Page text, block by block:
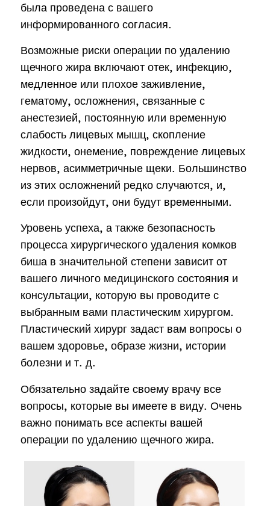
была проведена с вашего
информированного согласия.
Возможные риски операции по удалению
щечного жира включают отек, инфекцию,
медленное или плохое заживление,
гематому, осложнения, связанные с
анестезией, постоянную или временную
слабость лицевых мышц, скопление
жидкости, онемение, повреждение лицевых
нервов, асимметричные щеки. Большинство
из этих осложнений редко случаются, и,
если произойдут, они будут временными.
Уровень успеха, а также безопасность
процесса хирургического удаления комков
биша в значительной степени зависит от
вашего личного медицинского состояния и
консультации, которую вы проводите с
выбранным вами пластическим хирургом.
Пластический хирург задаст вам вопросы о
вашем здоровье, образе жизни, истории
болезни и т. д.
Обязательно задайте своему врачу все
вопросы, которые вы имеете в виду. Очень
важно понимать все аспекты вашей
операции по удалению щечного жира.